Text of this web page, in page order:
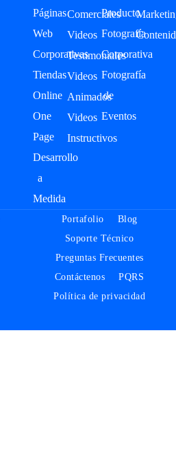
Páginas
Web
Corporativas
Tiendas
Online
One
Page
Desarrollo
a
Medida
Comerciales
Videos
Testimoniales
Videos
Animados
Videos
Instructivos
Producto
Fotografía
Corporativa
Fotografía
de
Eventos
Portafolio
Blog
Soporte Técnico
Preguntas Frecuentes
Contáctenos
PQRS
Política de privacidad